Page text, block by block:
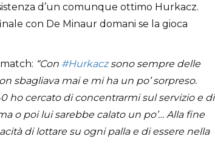
d’un comunque ottimo Hurkacz.
con De Minaur domani se la gioca
“Con #Hurkaczsono sempre delle
sbagliava mai e mi ha un po’ sorpreso.
ho cercato di concentrarmi sul servizio e di
o poi lui sarebbe calato un po’… Alla fine
di lottare su ogni palla e di essere nella